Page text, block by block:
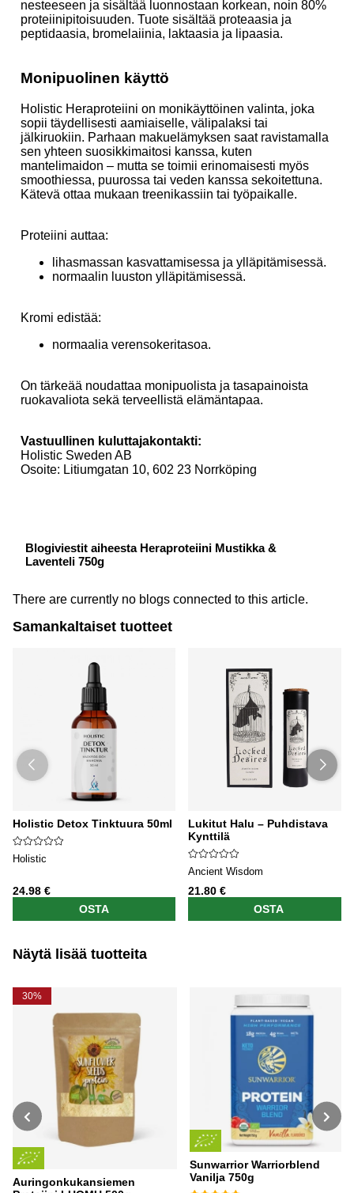
nesteeseen ja sisältää luonnostaan korkean, noin 80%
proteiinipitoisuuden. Tuote sisältää proteaasia ja
peptidaasia, bromelaiinia, laktaasia ja lipaasia.
Monipuolinen käyttö
Holistic Heraproteiini on monikäyttöinen valinta, joka
sopii täydellisesti aamiaiselle, välipalaksi tai
jälkiruokiin. Parhaan makuelämyksen saat ravistamalla
sen yhteen suosikkimaitosi kanssa, kuten
mantelimaidon – mutta se toimii erinomaisesti myös
smoothiessa, puurossa tai veden kanssa sekoitettuna.
Kätevä ottaa mukaan treenikassiin tai työpaikalle.
Proteiini auttaa:
lihasmassan kasvattamisessa ja ylläpitämisessä.
normaalin luuston ylläpitämisessä.
Kromi edistää:
normaalia verensokeritasoa.
On tärkeää noudattaa monipuolista ja tasapainoista
ruokavaliota sekä terveellistä elämäntapaa.
Vastuullinen kuluttajakontakti:
Holistic Sweden AB
Osoite: Litiumgatan 10, 602 23 Norrköping
Blogiviestit aiheesta Heraproteiini Mustikka &
Laventeli 750g
There are currently no blogs connected to this article.
Samankaltaiset tuotteet
Holistic Detox Tinktuura 50ml
Holistic
24.98 €
OSTA
Lukitut Halu – Puhdistava
Kynttilä
Ancient Wisdom
21.80 €
OSTA
Näytä lisää tuotteita
30%
Auringonkukansiemen
Sunwarrior Warriorblend
Vanilja 750g